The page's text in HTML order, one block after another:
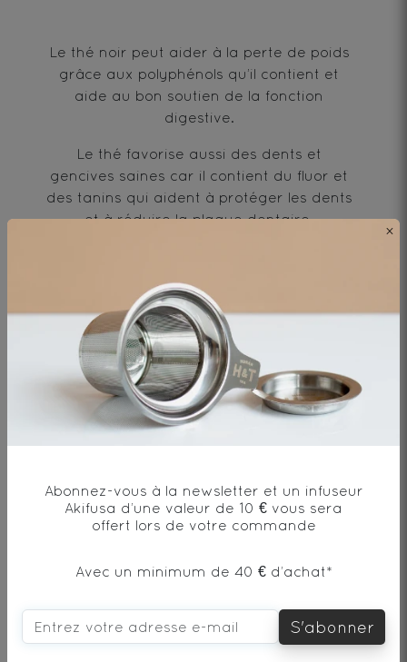
Le thé noir peut aider à la perte de poids
grâce aux polyphénols qu’il contient et
aide au bon soutien de la fonction
digestive.
Le thé favorise aussi des dents et
gencives saines car il contient du fluor et
des tanins qui aident à protéger les dents
et à réduire la plaque dentaire.
Ingrédients
Thé noir*(33%), cannelle*, poivre rose*,
gingembre*, clous de girofle*,
cardamome*, Graine de chai*, éclats de
fèves de cacao*, écorces d'orange*,
fleurs*.
* produit issu de l'agriculture biologique
Envie de changement?
×
Abonnez-vous à la newsletter et un infuseur
Akifusa d’une valeur de 10 € vous sera
offert lors de votre commande
Avec un minimum de 40 € d’achat*
S'abonner